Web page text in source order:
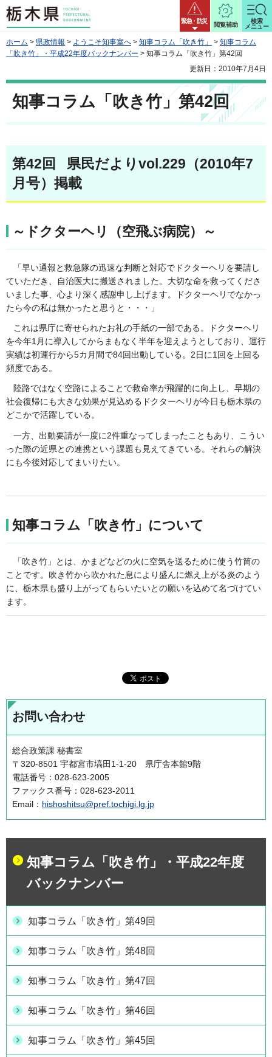
栃木県 緊急・防災
閲覧補助
検索
メニュー
ホーム > 県政情報 > ようこそ知事室へ > 知事コラム「吹き竹」 > 知事コラム
「吹き竹」・平成22年度バックナンバー > 知事コラム「吹き竹」第42回
更新日：2010年7月4日
知事コラム「吹き竹」第42回
第42回 県民だよりvol.229（2010年7
月号）掲載
～ドクターヘリ（空飛ぶ病院）～
「早い通報と救急隊の迅速な判断と対応でドクターヘリを要請し
ていただき、自治医大に搬送されました。大切な命を救ってくださ
いました事、心より深く感謝申し上げます。ドクターヘリでなかっ
たら今の私は無かったと思うと・・・」
これは県庁に寄せられたお礼の手紙の一部である。ドクターヘリ
を今年1月に導入してからまもなく半年を迎えようとしており、運行
実績は初運行から5カ月間で84回出動している。2日に1回を上回る
頻度である。
陸路ではなく空路によることで救命率が飛躍的に向上し、早期の
社会復帰にも大きな効果が見込めるドクターヘリが今日も栃木県の
どこかで活躍している。
一方、出動要請が一度に2件重なってしまったこともあり、こうい
った際の近県との連携という課題も見えてきている。それらの解決
にも今後対応してまいりたい。
知事コラム「吹き竹」について
「吹き竹」とは、かまどなどの火に空気を送るために使う竹筒の
ことです。吹き竹から吹かれた息により盛んに燃え上がる炎のよう
に、栃木県も盛り上がってもらいたいとの願いを込めて名づけてい
ます。
お問い合わせ
総合政策課 秘書室
〒320-8501 宇都宮市塙田1-1-20 県庁舎本館9階
電話番号：028-623-2005
ファックス番号：028-623-2011
Email： hishoshitsu@pref.tochigi.lg.jp
知事コラム「吹き竹」・平成22年度
バックナンバー
知事コラム「吹き竹」第49回
知事コラム「吹き竹」第48回
知事コラム「吹き竹」第47回
知事コラム「吹き竹」第46回
知事コラム「吹き竹」第45回